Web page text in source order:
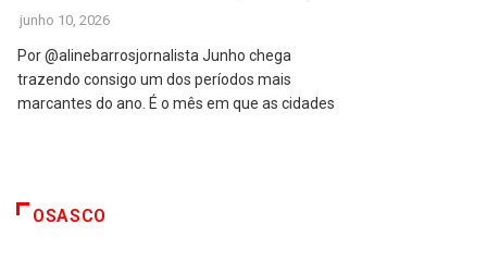
junho 10, 2026
Por @alinebarrosjornalista Junho chega
trazendo consigo um dos períodos mais
marcantes do ano. É o mês em que as cidades
OSASCO